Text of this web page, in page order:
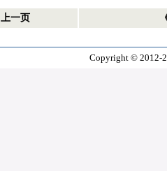
上一页
Copyright © 2012-